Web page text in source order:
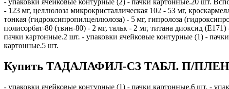
- упаковки ячейковые контурные (2) - пачки картонные.20 шт.
- 123 мг, целлюлоза микрокристаллическая 102 - 53 мг,
тонкая (гидроксипропилцеллюлоза) - 5 мг, гипролоза
полисорбат-80 (твин-80) - 2 мг, тальк - 2 мг, титана диоксид
пачки картонные.2 шт. - упаковки ячейковые контурные (1) -
картонные.5 шт.
Купить ТАДАЛАФИЛ-СЗ ТАБЛ. П/
- упаковки ячейковые контурные (1) - пачки картонные.6 шт. -